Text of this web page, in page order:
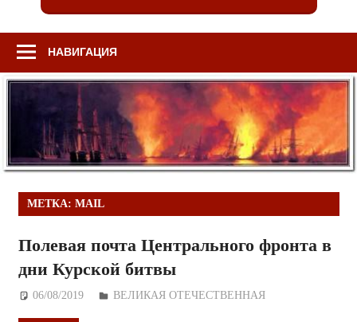
НАВИГАЦИЯ
МЕТКА: MAIL
Полевая почта Центрального фронта в
дни Курской битвы
06/08/2019 Дежурный по Редакции
ВЕЛИКАЯ ОТЕЧЕСТВЕННАЯ